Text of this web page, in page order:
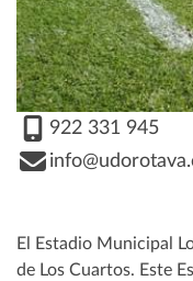
922 331 945
El Estadio Municipal
de Los Cuartos. Este